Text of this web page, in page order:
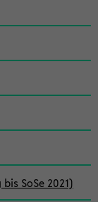
SoSe 2021)